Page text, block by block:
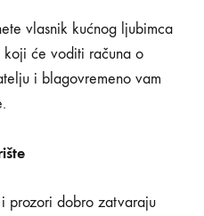
vlasnik kućnog ljubimca
će voditi računa o
i blagovremeno vam
prozori dobro zatvaraju